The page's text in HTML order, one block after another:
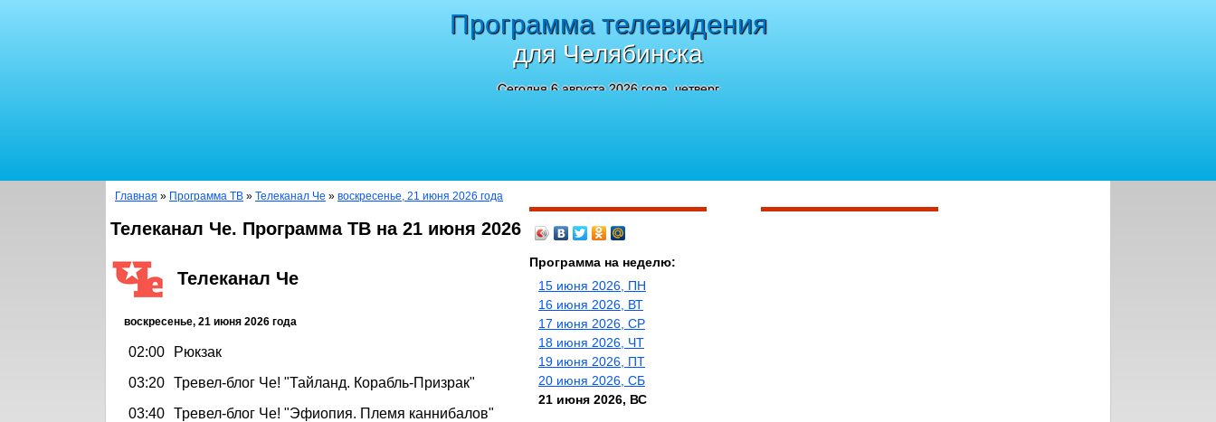
Программа телевидения
для Челябинска
Сегодня 6 августа 2026 года, четверг
Главная » Программа ТВ » Телеканал Че » воскресенье, 21 июня 2026 года
Телеканал Че. Программа ТВ на 21 июня 2026
Телеканал Че
воскресенье, 21 июня 2026 года
02:00
Рюкзак
03:20 Тревел-блог Че! "Тайланд. Корабль-Призрак"
03:40 Тревел-блог Че! "Эфиопия. Племя каннибалов"
Программа на неделю:
15 июня 2026, ПН
16 июня 2026, ВТ
17 июня 2026, СР
18 июня 2026, ЧТ
19 июня 2026, ПТ
20 июня 2026, СБ
21 июня 2026, ВС